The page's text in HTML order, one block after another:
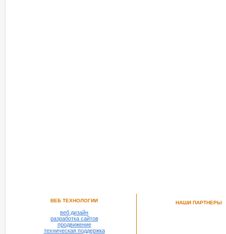
ВЕБ ТЕХНОЛОГИИ
веб дизайн
разработка сайтов
продвижение
техническая поддержка
НАШИ ПАРТНЕРЫ